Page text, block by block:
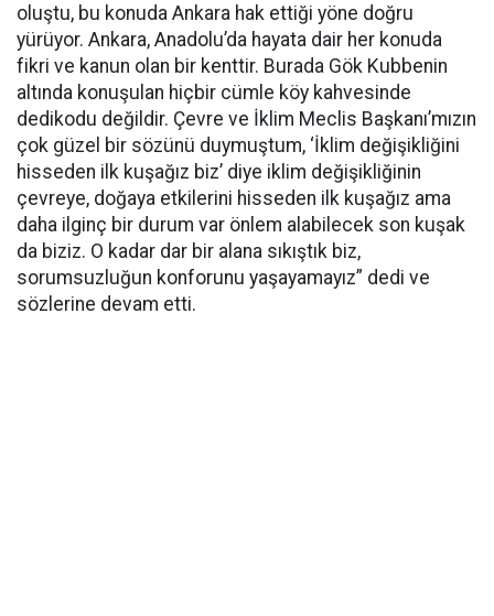
oluştu, bu konuda Ankara hak ettiği yöne doğru
yürüyor. Ankara, Anadolu’da hayata dair her konuda
fikri ve kanun olan bir kenttir. Burada Gök Kubbenin
altında konuşulan hiçbir cümle köy kahvesinde
dedikodu değildir. Çevre ve İklim Meclis Başkanı’mızın
çok güzel bir sözünü duymuştum, ‘İklim değişikliğini
hisseden ilk kuşağız biz’ diye iklim değişikliğinin
çevreye, doğaya etkilerini hisseden ilk kuşağız ama
daha ilginç bir durum var önlem alabilecek son kuşak
da biziz. O kadar dar bir alana sıkıştık biz,
sorumsuzluğun konforunu yaşayamayız” dedi ve
sözlerine devam etti.